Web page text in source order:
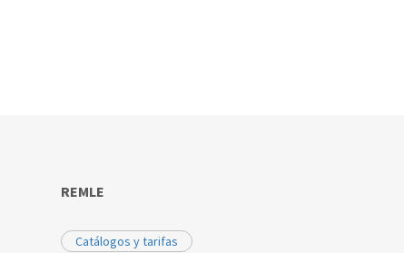
REMLE
Catálogos y tarifas